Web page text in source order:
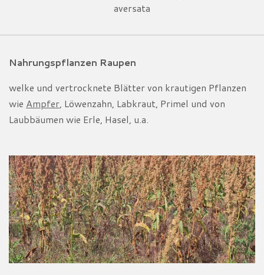
aversata
Nahrungspflanzen Raupen
welke und vertrocknete Blätter von krautigen Pflanzen
wie Ampfer, Löwenzahn, Labkraut, Primel und von
Laubbäumen wie Erle, Hasel, u.a.